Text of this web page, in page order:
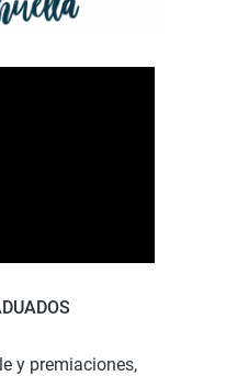
y premiaciones,